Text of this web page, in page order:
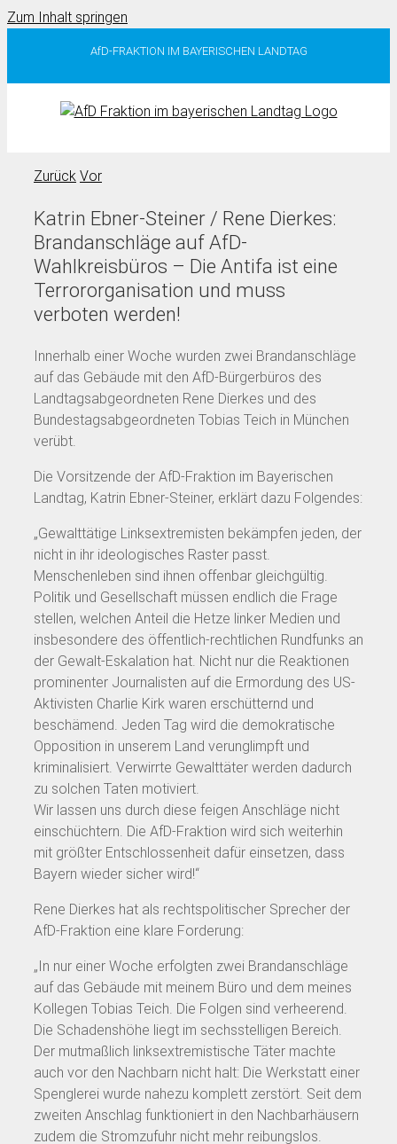
Zum Inhalt springen
AfD-FRAKTION IM BAYERISCHEN LANDTAG
Zurück Vor
Katrin Ebner-Steiner / Rene Dierkes:
Brandanschläge auf AfD-
Wahlkreisbüros – Die Antifa ist eine
Terrororganisation und muss
verboten werden!
Innerhalb einer Woche wurden zwei Brandanschläge
auf das Gebäude mit den AfD-Bürgerbüros des
Landtagsabgeordneten Rene Dierkes und des
Bundestagsabgeordneten Tobias Teich in München
verübt.
Die Vorsitzende der AfD-Fraktion im Bayerischen
Landtag, Katrin Ebner-Steiner, erklärt dazu Folgendes:
„Gewalttätige Linksextremisten bekämpfen jeden, der
nicht in ihr ideologisches Raster passt.
Menschenleben sind ihnen offenbar gleichgültig.
Politik und Gesellschaft müssen endlich die Frage
stellen, welchen Anteil die Hetze linker Medien und
insbesondere des öffentlich-rechtlichen Rundfunks an
der Gewalt-Eskalation hat. Nicht nur die Reaktionen
prominenter Journalisten auf die Ermordung des US-
Aktivisten Charlie Kirk waren erschütternd und
beschämend. Jeden Tag wird die demokratische
Opposition in unserem Land verunglimpft und
kriminalisiert. Verwirrte Gewalttäter werden dadurch
zu solchen Taten motiviert.
Wir lassen uns durch diese feigen Anschläge nicht
einschüchtern. Die AfD-Fraktion wird sich weiterhin
mit größter Entschlossenheit dafür einsetzen, dass
Bayern wieder sicher wird!“
Rene Dierkes hat als rechtspolitischer Sprecher der
AfD-Fraktion eine klare Forderung:
„In nur einer Woche erfolgten zwei Brandanschläge
auf das Gebäude mit meinem Büro und dem meines
Kollegen Tobias Teich. Die Folgen sind verheerend.
Die Schadenshöhe liegt im sechsstelligen Bereich.
Der mutmaßlich linksextremistische Täter machte
auch vor den Nachbarn nicht halt: Die Werkstatt einer
Spenglerei wurde nahezu komplett zerstört. Seit dem
zweiten Anschlag funktioniert in den Nachbarhäusern
zudem die Stromzufuhr nicht mehr reibungslos.